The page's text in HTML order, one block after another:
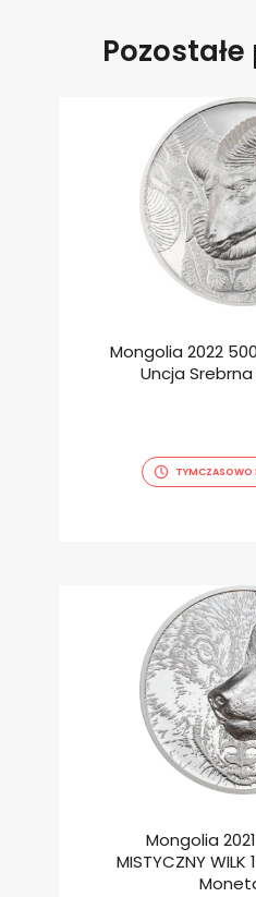
Mongolia 2022 500
Uncja
TYMCZASOWO
Mongolia
MISTYCZNY